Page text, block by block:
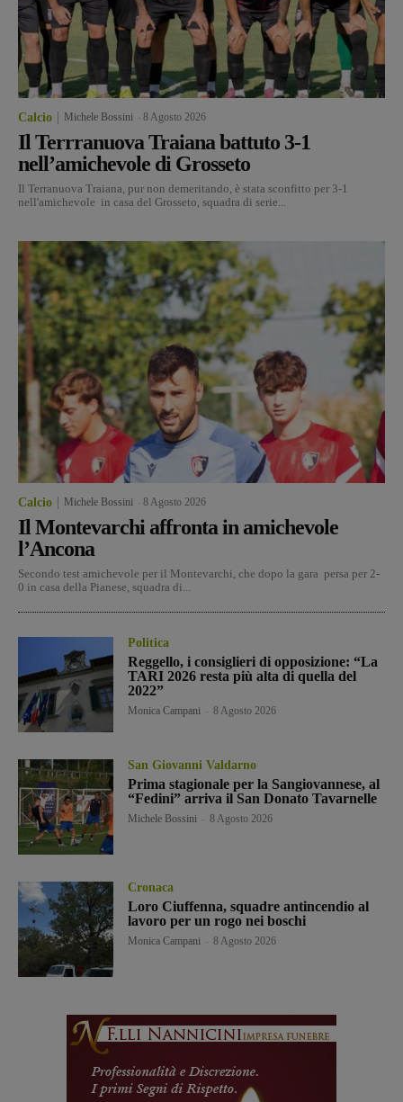
Calcio Michele Bossini 8 Agosto 2026
Il Terrranuova Traiana battuto 3-1
nell’amichevole di Grosseto
Il Terranuova Traiana, pur non demeritando, è stata sconfitto per 3-1
nell'amichevole in casa del Grosseto, squadra di serie...
Calcio Michele Bossini 8 Agosto 2026
Il Montevarchi affronta in amichevole
l’Ancona
Secondo test amichevole per il Montevarchi, che dopo la gara persa per 2-
0 in casa della Pianese, squadra di...
Politica
Reggello, i consiglieri di opposizione: “La
TARI 2026 resta più alta di quella del
2022”
Monica Campani 8 Agosto 2026
San Giovanni Valdarno
Prima stagionale per la Sangiovannese, al
“Fedini” arriva il San Donato Tavarnelle
Michele Bossini 8 Agosto 2026
Cronaca
Loro Ciuffenna, squadre antincendio al
lavoro per un rogo nei boschi
Monica Campani 8 Agosto 2026